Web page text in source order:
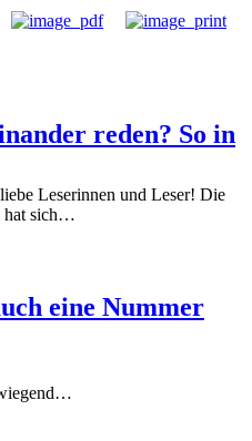
reden? So in
Leserinnen und Leser! Die
hat sich…
eine Nummer